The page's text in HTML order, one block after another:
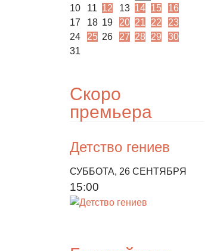
10
11 12 13 14 15
16
17
18 19 20 21 22
23
24
25 26 27 28 29
30
31
Скоро
премьера
Детство гениев
СУББОТА, 26 СЕНТЯБРЯ
15:00